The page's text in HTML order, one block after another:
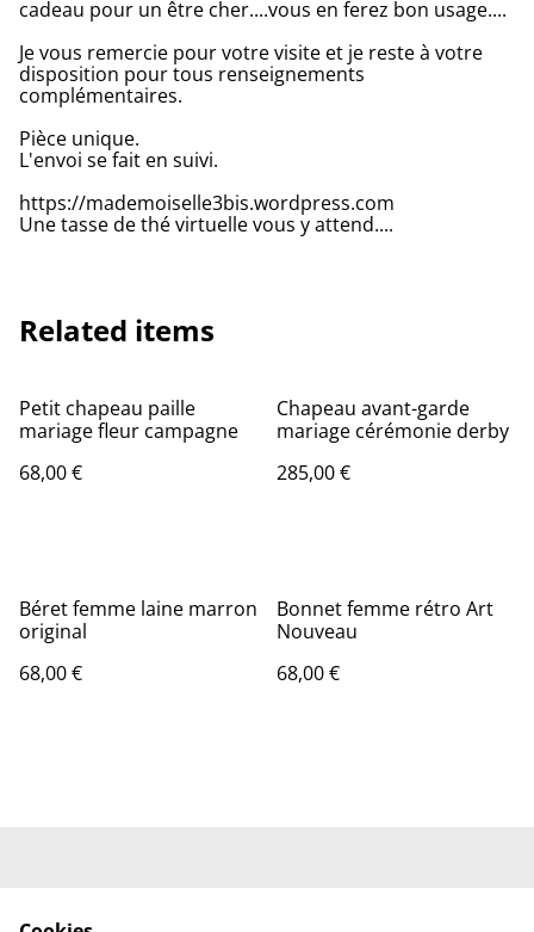
cadeau pour un être cher....vous en ferez bon usage....
Je vous remercie pour votre visite et je reste à votre
disposition pour tous renseignements
complémentaires.
Pièce unique.
L'envoi se fait en suivi.
https://mademoiselle3bis.wordpress.com
Une tasse de thé virtuelle vous y attend....
Related items
Petit chapeau paille
mariage fleur campagne
68,00 €
Chapeau avant-garde
mariage cérémonie derby
285,00 €
Béret femme laine marron
original
68,00 €
Bonnet femme rétro Art
Nouveau
68,00 €
Contactez-nous
Conditions